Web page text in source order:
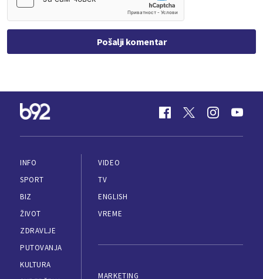
Pošalji komentar
INFO
SPORT
BIZ
ŽIVOT
ZDRAVLJE
PUTOVANJA
KULTURA
VIDEO
TV
ENGLISH
VREME
MARKETING